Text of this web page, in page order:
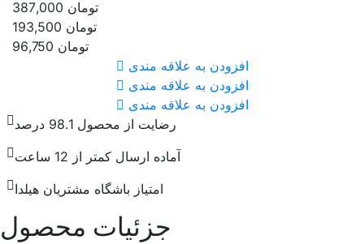
387,000 تومان
193,500 تومان
96,750 تومان
افزودن به علاقه مندی
افزودن به علاقه مندی
افزودن به علاقه مندی
رضایت از محصول 98.1 درصد
آماده ارسال کمتر از 12 ساعت
امتیاز باشگاه مشتریان هیلدا
جزئیات محصول